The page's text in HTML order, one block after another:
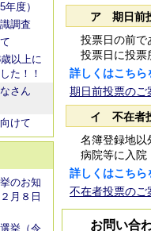
度）
調査
以上に
た！！
なさん
けて
のお知
月８日
挙（令
ア 期日前
投票日の前で
投票日に投票
詳しくはこちら
期日前投票のご
イ 不在者
名簿登録地以
病院等に入院
詳しくはこちら
不在者投票のご
お問い合